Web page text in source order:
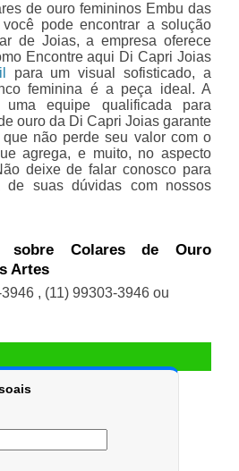
de ouro femininos Embu das
pode encontrar a solução
de Joias, a empresa oferece
Encontre aqui Di Capri Joias
para um visual sofisticado, a
feminina é a peça ideal. A
equipe qualificada para
ouro da Di Capri Joias garante
não perde seu valor com o
agrega, e muito, no aspecto
deixe de falar conosco para
de suas dúvidas com nossos
sobre Colares de Ouro
Artes
, (11) 99303-3946 ou